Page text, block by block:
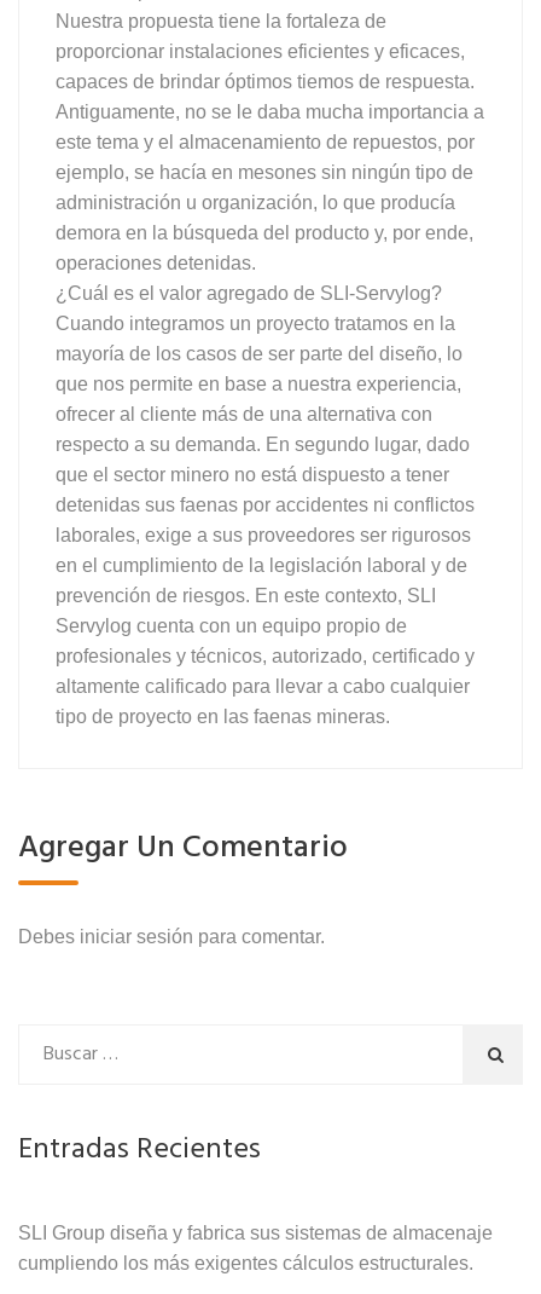
Nuestra propuesta tiene la fortaleza de
proporcionar instalaciones eficientes y eficaces,
capaces de brindar óptimos tiemos de respuesta.
Antiguamente, no se le daba mucha importancia a
este tema y el almacenamiento de repuestos, por
ejemplo, se hacía en mesones sin ningún tipo de
administración u organización, lo que producía
demora en la búsqueda del producto y, por ende,
operaciones detenidas.
¿Cuál es el valor agregado de SLI-Servylog?
Cuando integramos un proyecto tratamos en la
mayoría de los casos de ser parte del diseño, lo
que nos permite en base a nuestra experiencia,
ofrecer al cliente más de una alternativa con
respecto a su demanda. En segundo lugar, dado
que el sector minero no está dispuesto a tener
detenidas sus faenas por accidentes ni conflictos
laborales, exige a sus proveedores ser rigurosos
en el cumplimiento de la legislación laboral y de
prevención de riesgos. En este contexto, SLI
Servylog cuenta con un equipo propio de
profesionales y técnicos, autorizado, certificado y
altamente calificado para llevar a cabo cualquier
tipo de proyecto en las faenas mineras.
Agregar Un Comentario
Debes iniciar sesión para comentar.
Entradas Recientes
SLI Group diseña y fabrica sus sistemas de almacenaje
cumpliendo los más exigentes cálculos estructurales.